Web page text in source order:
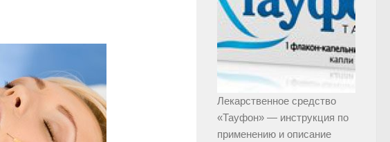
Лекарственное средство
«Тауфон» — инструкция по
применению и описание